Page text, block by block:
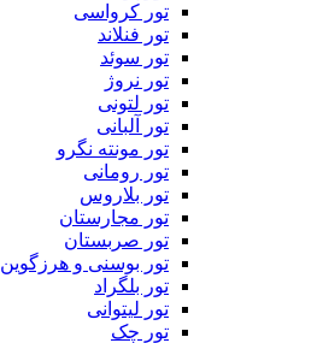
تور کرواسی
تور فنلاند
تور سوئد
تور نروژ
تور لتونی
تور آلبانی
تور مونته نگرو
تور رومانی
تور بلاروس
تور مجارستان
تور صربستان
تور بوسنی و هرزگوین
تور بلگراد
تور لیتوانی
تور چک